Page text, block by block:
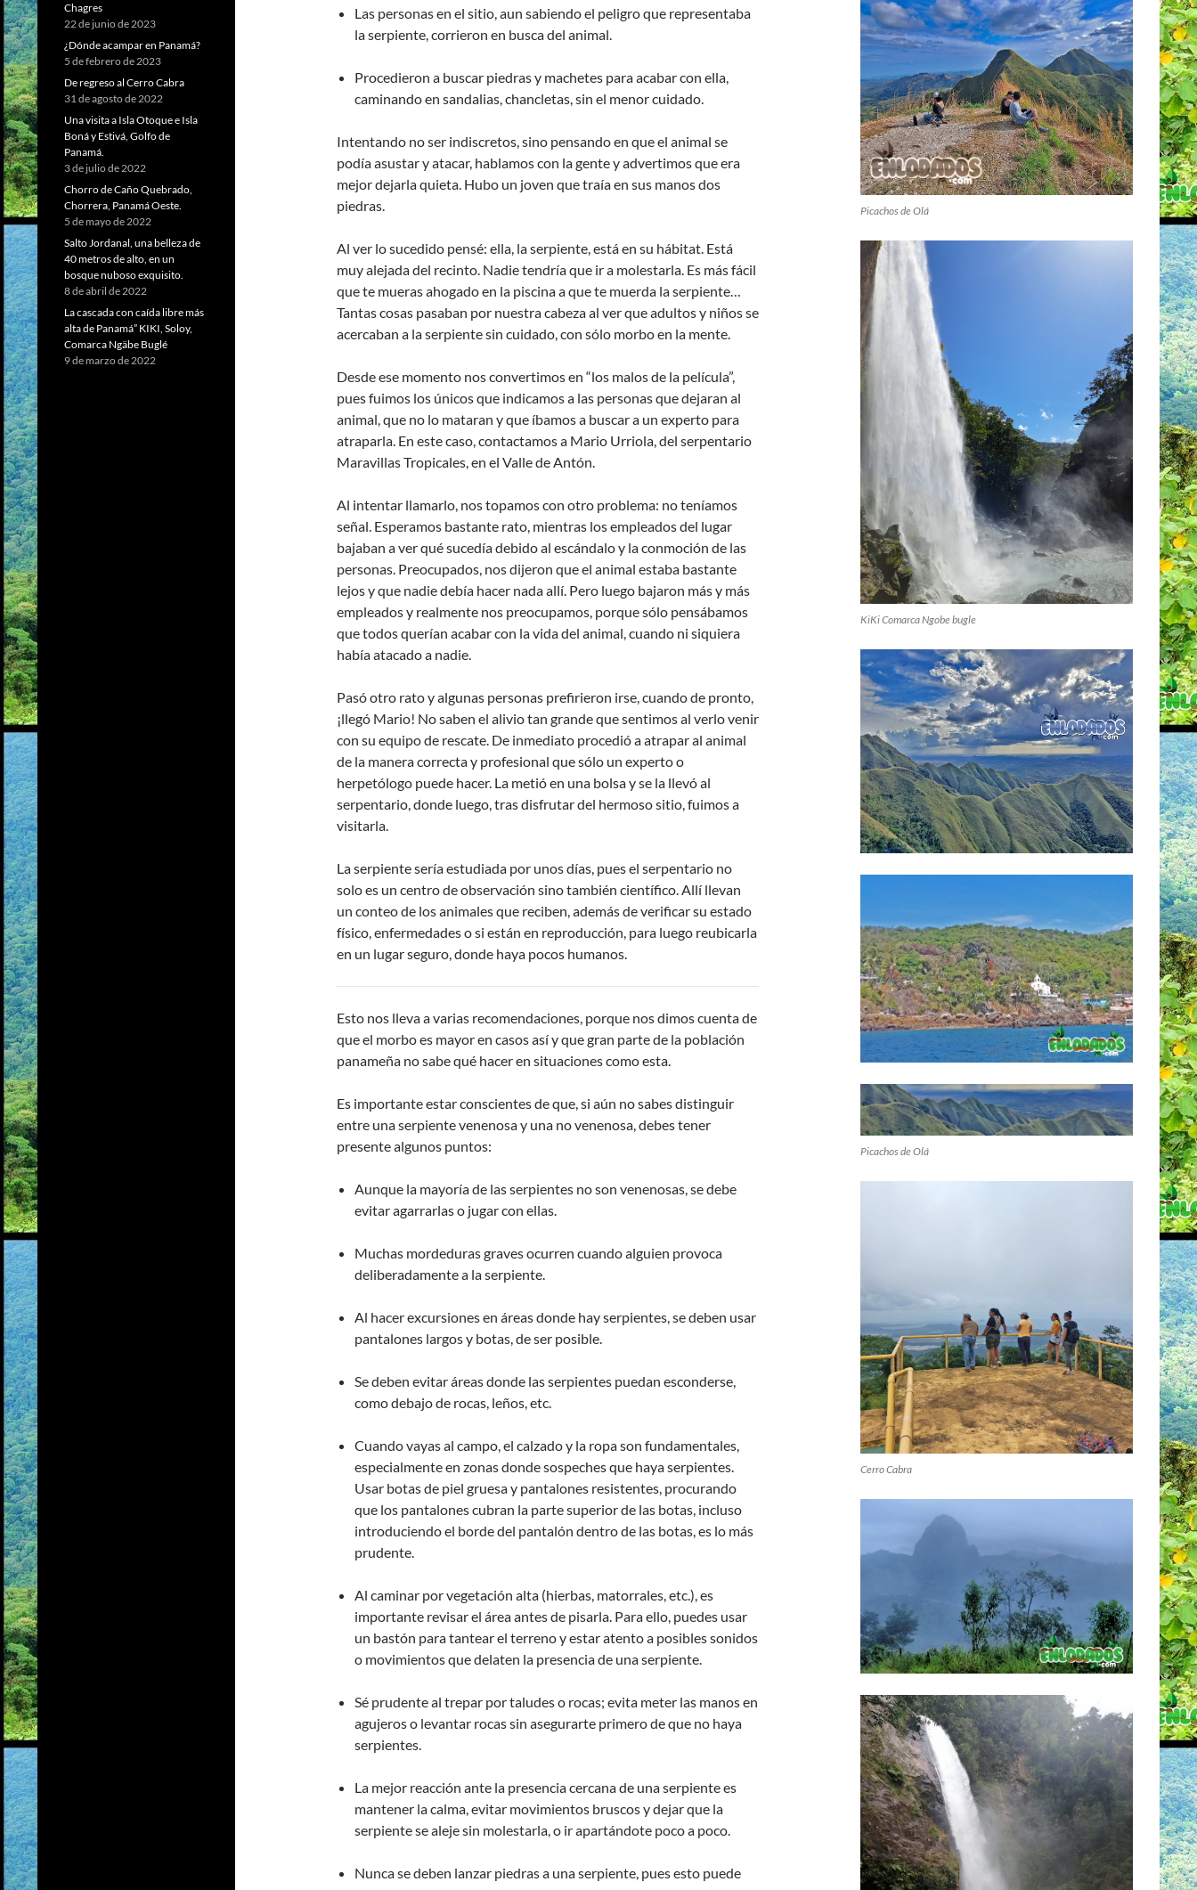
Las personas en el sitio, aun sabiendo el peligro que representaba
la serpiente, corrieron en busca del animal.
Procedieron a buscar piedras y machetes para acabar con ella,
caminando en sandalias, chancletas, sin el menor cuidado.
Intentando no ser indiscretos, sino pensando en que el animal se
podía asustar y atacar, hablamos con la gente y advertimos que era
mejor dejarla quieta. Hubo un joven que traía en sus manos dos
piedras.
Al ver lo sucedido pensé: ella, la serpiente, está en su hábitat. Está
muy alejada del recinto. Nadie tendría que ir a molestarla. Es más fácil
que te mueras ahogado en la piscina a que te muerda la serpiente…
Tantas cosas pasaban por nuestra cabeza al ver que adultos y niños se
acercaban a la serpiente sin cuidado, con sólo morbo en la mente.
Desde ese momento nos convertimos en “los malos de la película”,
pues fuimos los únicos que indicamos a las personas que dejaran al
animal, que no lo mataran y que íbamos a buscar a un experto para
atraparla. En este caso, contactamos a Mario Urriola, del serpentario
Maravillas Tropicales, en el Valle de Antón.
Al intentar llamarlo, nos topamos con otro problema: no teníamos
señal. Esperamos bastante rato, mientras los empleados del lugar
bajaban a ver qué sucedía debido al escándalo y la conmoción de las
personas. Preocupados, nos dijeron que el animal estaba bastante
lejos y que nadie debía hacer nada allí. Pero luego bajaron más y más
empleados y realmente nos preocupamos, porque sólo pensábamos
que todos querían acabar con la vida del animal, cuando ni siquiera
había atacado a nadie.
Pasó otro rato y algunas personas prefirieron irse, cuando de pronto,
¡llegó Mario! No saben el alivio tan grande que sentimos al verlo venir
con su equipo de rescate. De inmediato procedió a atrapar al animal
de la manera correcta y profesional que sólo un experto o
herpetólogo puede hacer. La metió en una bolsa y se la llevó al
serpentario, donde luego, tras disfrutar del hermoso sitio, fuimos a
visitarla.
La serpiente sería estudiada por unos días, pues el serpentario no
solo es un centro de observación sino también científico. Allí llevan
un conteo de los animales que reciben, además de verificar su estado
físico, enfermedades o si están en reproducción, para luego reubicarla
en un lugar seguro, donde haya pocos humanos.
Esto nos lleva a varias recomendaciones, porque nos dimos cuenta de
que el morbo es mayor en casos así y que gran parte de la población
panameña no sabe qué hacer en situaciones como esta.
Es importante estar conscientes de que, si aún no sabes distinguir
entre una serpiente venenosa y una no venenosa, debes tener
presente algunos puntos:
Aunque la mayoría de las serpientes no son venenosas, se debe
evitar agarrarlas o jugar con ellas.
Muchas mordeduras graves ocurren cuando alguien provoca
deliberadamente a la serpiente.
Al hacer excursiones en áreas donde hay serpientes, se deben usar
pantalones largos y botas, de ser posible.
Se deben evitar áreas donde las serpientes puedan esconderse,
como debajo de rocas, leños, etc.
Cuando vayas al campo, el calzado y la ropa son fundamentales,
especialmente en zonas donde sospeches que haya serpientes.
Usar botas de piel gruesa y pantalones resistentes, procurando
que los pantalones cubran la parte superior de las botas, incluso
introduciendo el borde del pantalón dentro de las botas, es lo más
prudente.
Al caminar por vegetación alta (hierbas, matorrales, etc.), es
importante revisar el área antes de pisarla. Para ello, puedes usar
un bastón para tantear el terreno y estar atento a posibles sonidos
o movimientos que delaten la presencia de una serpiente.
Sé prudente al trepar por taludes o rocas; evita meter las manos en
agujeros o levantar rocas sin asegurarte primero de que no haya
serpientes.
La mejor reacción ante la presencia cercana de una serpiente es
mantener la calma, evitar movimientos bruscos y dejar que la
serpiente se aleje sin molestarla, o ir apartándote poco a poco.
Nunca se deben lanzar piedras a una serpiente, pues esto puede
Picachos de Olá
KiKi Comarca Ngobe bugle
Picachos de Olá
Cerro Cabra
Chagres
22 de junio de 2023
¿Dónde acampar en Panamá?
5 de febrero de 2023
De regreso al Cerro Cabra
31 de agosto de 2022
Una visita a Isla Otoque e Isla
Boná y Estivá, Golfo de
Panamá.
3 de julio de 2022
Chorro de Caño Quebrado,
Chorrera, Panamá Oeste.
5 de mayo de 2022
Salto Jordanal, una belleza de
40 metros de alto, en un
bosque nuboso exquisito.
8 de abril de 2022
La cascada con caída libre más
alta de Panamá” KIKI, Soloy,
Comarca Ngäbe Buglé
9 de marzo de 2022